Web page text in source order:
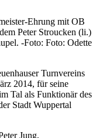
Ehrung mit OB
Peter Stroucken (li.)
-Foto: Foto: Odette
Turnvereins
2014, für seine
Tal als Funktionär des
Stadt Wuppertal
Jung,